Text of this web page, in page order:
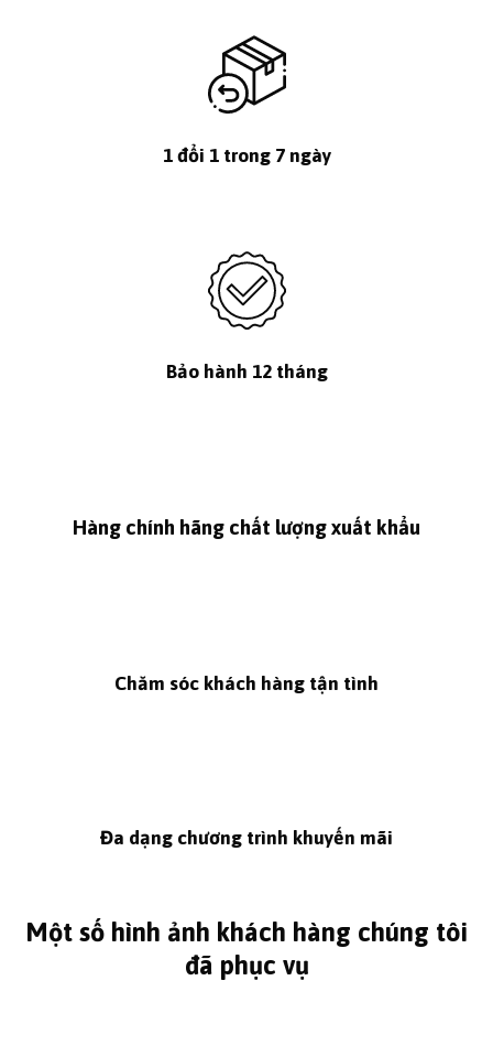
1 đổi 1 trong 7 ngày
Bảo hành 12 tháng
Hàng chính hãng chất lượng xuất khẩu
Chăm sóc khách hàng tận tình
Đa dạng chương trình khuyến mãi
Một số hình ảnh khách hàng chúng tôi
đã phục vụ